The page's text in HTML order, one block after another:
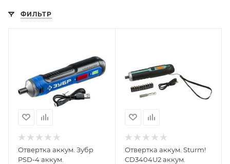
ФИЛЬТР
Отвертка аккум. Зубр
PSD-4 аккум.
Отвертка аккум. Sturm!
CD3404U2 аккум.